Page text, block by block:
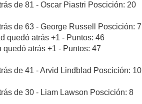
de 81 - Oscar Piastri Poscición: 20
de 63 - George Russell Poscición: 7
quedó atrás +1 - Puntos: 46
quedó atrás +1 - Puntos: 47
de 41 - Arvid Lindblad Poscición: 10
de 30 - Liam Lawson Poscición: 8